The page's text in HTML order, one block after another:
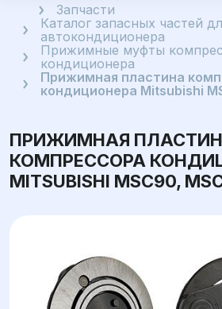
ГлавнаяЗапчасти
Каталог запасных частей
автокондиционера
Прижимные муфты
кондиционера
Прижимная пластина
кондиционера Mitsubishi
ПРИЖИМНАЯ
КОМПРЕССОРА
MITSUBISHI MSC90,